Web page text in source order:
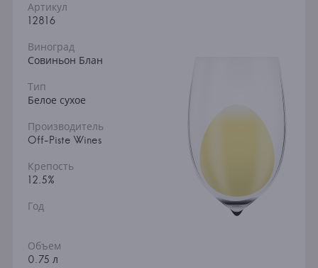
Артикул
12816
Виноград
Совиньон Блан
Тип
Белое сухое
Производитель
Off-Piste Wines
Крепость
12.5%
Год
Объем
0.75 л